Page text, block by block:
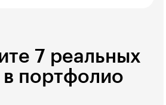
7 реальных
в портфолио